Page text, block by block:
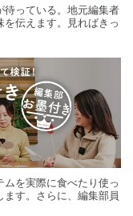
っている。地元編集者
伝えます。見ればきっ
を実際に食べたり使っ
す。さらに、編集部員